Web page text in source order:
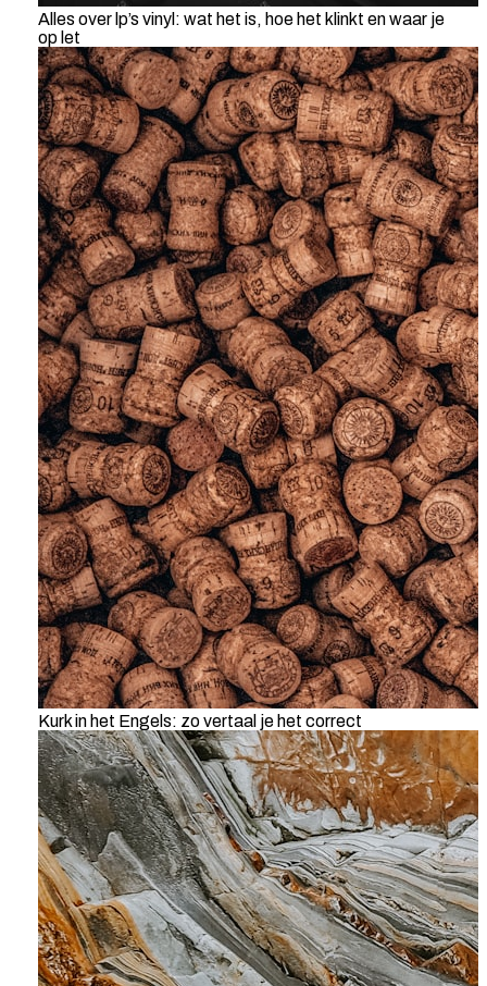
Alles over lp’s vinyl: wat het is, hoe het klinkt en waar je
op let
Kurk in het Engels: zo vertaal je het correct